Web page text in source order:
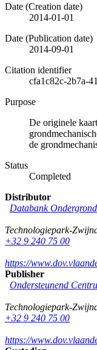
Date (Creation date)
2014-01-01
Date (Publication date)
2014-09-01
Citation identifier
cfa1c82c-2b7a-
Purpose
De originele
de
Status
Completed
Distributor
Databank
Technologiepark-
+32 9 240 75 00
https://
Publisher
Ondersteunend
Technologiepark-
+32 9 240 75 00
https://